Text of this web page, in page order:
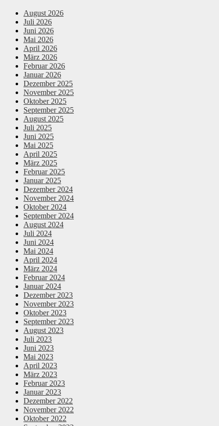
August 2026
Juli 2026
Juni 2026
Mai 2026
April 2026
März 2026
Februar 2026
Januar 2026
Dezember 2025
November 2025
Oktober 2025
September 2025
August 2025
Juli 2025
Juni 2025
Mai 2025
April 2025
März 2025
Februar 2025
Januar 2025
Dezember 2024
November 2024
Oktober 2024
September 2024
August 2024
Juli 2024
Juni 2024
Mai 2024
April 2024
März 2024
Februar 2024
Januar 2024
Dezember 2023
November 2023
Oktober 2023
September 2023
August 2023
Juli 2023
Juni 2023
Mai 2023
April 2023
März 2023
Februar 2023
Januar 2023
Dezember 2022
November 2022
Oktober 2022